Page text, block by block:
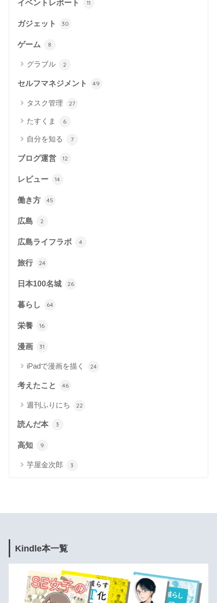
イベントレポート 11
ガジェット 30
ゲーム 8
グラブル 2
セルフマネジメント 49
タスク管理 27
たすくま 6
自分を知る 7
ブログ運営 12
レビュー 14
働き方 45
広島 2
広島ライフラボ 4
旅行 24
日本100名城 26
暮らし 64
栄養 16
漫画 31
iPadで漫画を描く 24
考えたこと 46
週刊ふりにち 22
読んだ本 3
高知 9
芋屋金次郎 3
Kindle本一覧